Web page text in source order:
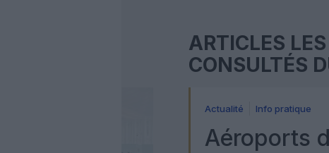
ARTICLES
CONSULTÉS
Actualité Info pratique
Aéroports